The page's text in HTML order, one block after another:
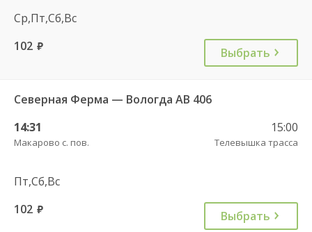
Ср,Пт,Сб,Вс
102 руб. Выбрать
Северная Ферма — Вологда АВ 406
14:31
Макарово с. пов.
15:00
Телевышка трасса
Пт,Сб,Вс
102 руб. Выбрать